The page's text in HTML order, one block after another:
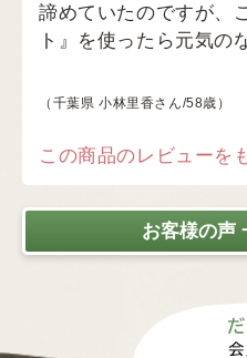
諦めていたのですが、
ト』を使ったら元気
（千葉県 小林里香さん/58歳）
この商品のレビューを
お客様の声